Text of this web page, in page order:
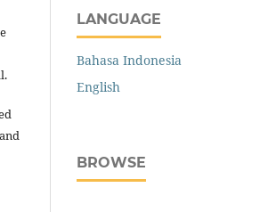
LANGUAGE
Bahasa Indonesia
English
BROWSE